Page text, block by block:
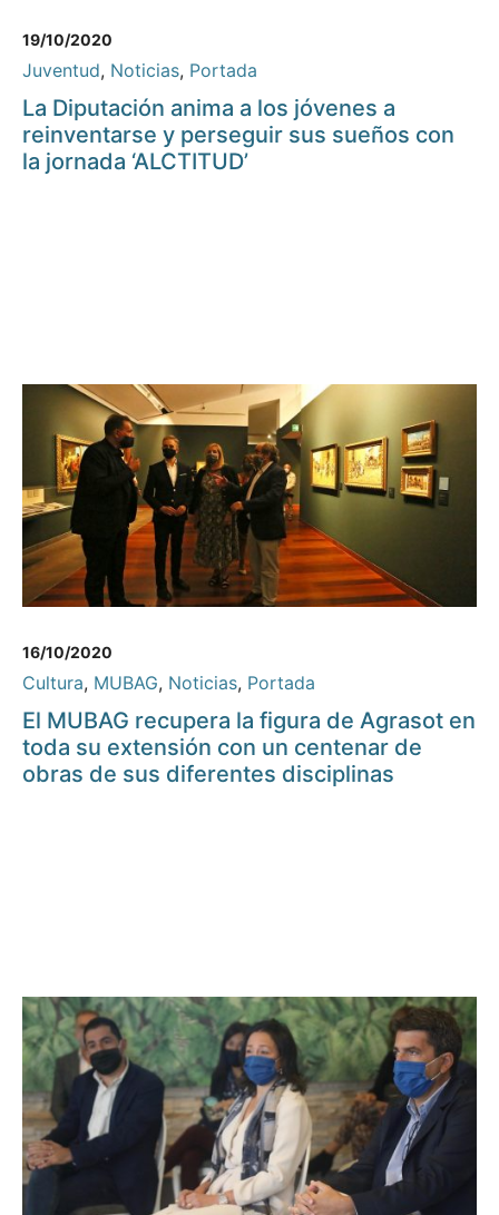
19/10/2020
Juventud, Noticias, Portada
La Diputación anima a los jóvenes a
reinventarse y perseguir sus sueños con
la jornada ‘ALCTITUD’
16/10/2020
Cultura, MUBAG, Noticias, Portada
El MUBAG recupera la figura de Agrasot en
toda su extensión con un centenar de
obras de sus diferentes disciplinas